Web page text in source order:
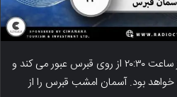
ایستگاه فضایی بین المللی امروز ساعت ۲۰:۳۰ از روی قبرس عبور می کند و
بود. آسمان امشب قبرس را از